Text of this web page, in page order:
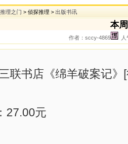
推理之门 > 侦探推理 > 出版书讯
本
作者：sccy-4869 人
联书店《绵羊破案记》
元